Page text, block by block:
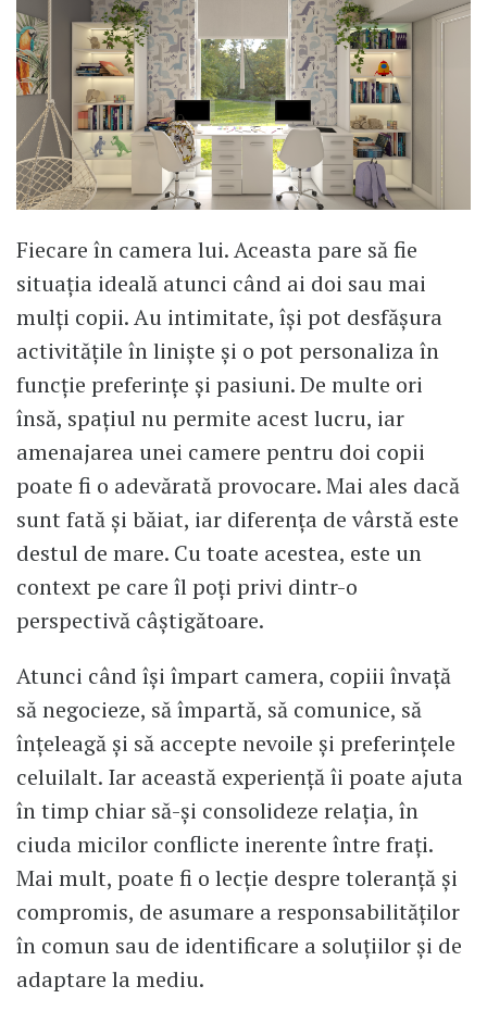
Fiecare în camera lui. Aceasta pare să fie
situația ideală atunci când ai doi sau mai
mulți copii. Au intimitate, își pot desfășura
activitățile în liniște și o pot personaliza în
funcție preferințe și pasiuni. De multe ori
însă, spațiul nu permite acest lucru, iar
amenajarea unei camere pentru doi copii
poate fi o adevărată provocare. Mai ales dacă
sunt fată și băiat, iar diferența de vârstă este
destul de mare. Cu toate acestea, este un
context pe care îl poți privi dintr-o
perspectivă câștigătoare.
Atunci când își împart camera, copiii învață
să negocieze, să împartă, să comunice, să
înțeleagă și să accepte nevoile și preferințele
celuilalt. Iar această experiență îi poate ajuta
în timp chiar să-și consolideze relația, în
ciuda micilor conflicte inerente între frați.
Mai mult, poate fi o lecție despre toleranță și
compromis, de asumare a responsabilităților
în comun sau de identificare a soluțiilor și de
adaptare la mediu.